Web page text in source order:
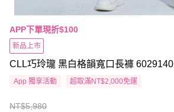
APP下單現折$100
新品上市
CLL巧玲瓏 黑白格韻寬口長褲 6029140
App 獨享活動 超取滿NT$2,000免運
NT$5,980